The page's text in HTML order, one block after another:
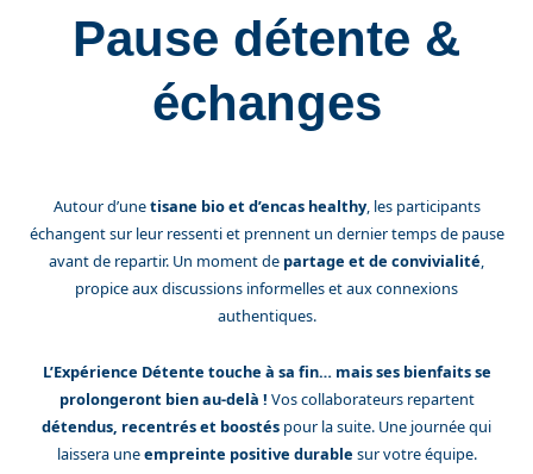
Pause détente &
échanges
Autour d’unetisane bio et d’encas healthy, les participants
échangent sur leur ressenti et prennent un dernier temps de pause
avant de repartir. Un moment de partage et de convivialité,
propice aux discussions informelles et aux connexions
authentiques.
L’Expérience Détente touche à sa fin… mais ses bienfaits se
prolongeront bien au-delà ! Vos collaborateurs repartent
détendus, recentrés et boostés pour la suite. Une journée qui
laissera uneempreinte positive durable sur votre équipe.